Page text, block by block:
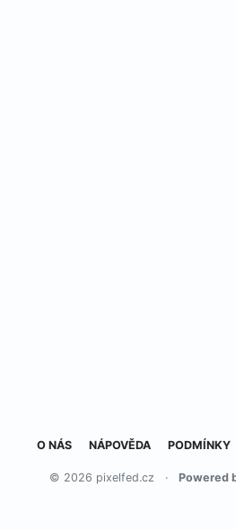
O NÁS NÁPOVĚDA PODMÍNKY
© 2026 pixelfed.cz · Powered